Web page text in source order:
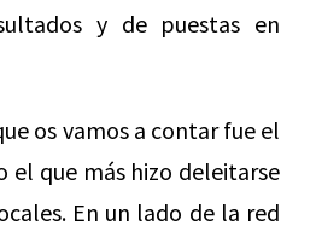
y de puestas en
os vamos a contar fue el
que más hizo deleitarse
En un lado de la red